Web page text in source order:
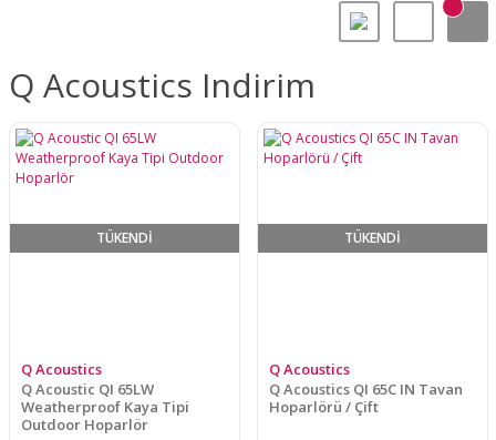
Q Acoustics Indirim
TÜKENDİ
Q Acoustics
Q Acoustic QI 65LW
Weatherproof Kaya Tipi
Outdoor Hoparlör
TÜKENDİ
Q Acoustics
Q Acoustics QI 65C IN Tavan
Hoparlörü / Çift